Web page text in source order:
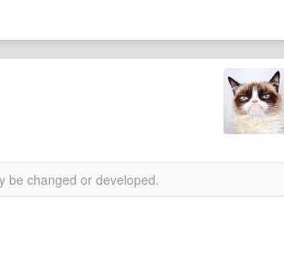
be changed or developed.